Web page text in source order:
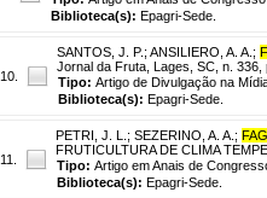
Biblioteca(s): Epagri-Sede.
10.
SANTOS, J. P. ; ANSILIERO, A. A. ;
Jornal da Fruta, Lages, SC, n. 336,
Tipo: Artigo de Divulgação na
Biblioteca(s): Epagri-Sede.
11.
PETRI, J. L. ; SEZERINO, A. A. ;
FRUTICULTURA DE CLIMA
Tipo: Artigo em Anais de
Biblioteca(s): Epagri-Sede.